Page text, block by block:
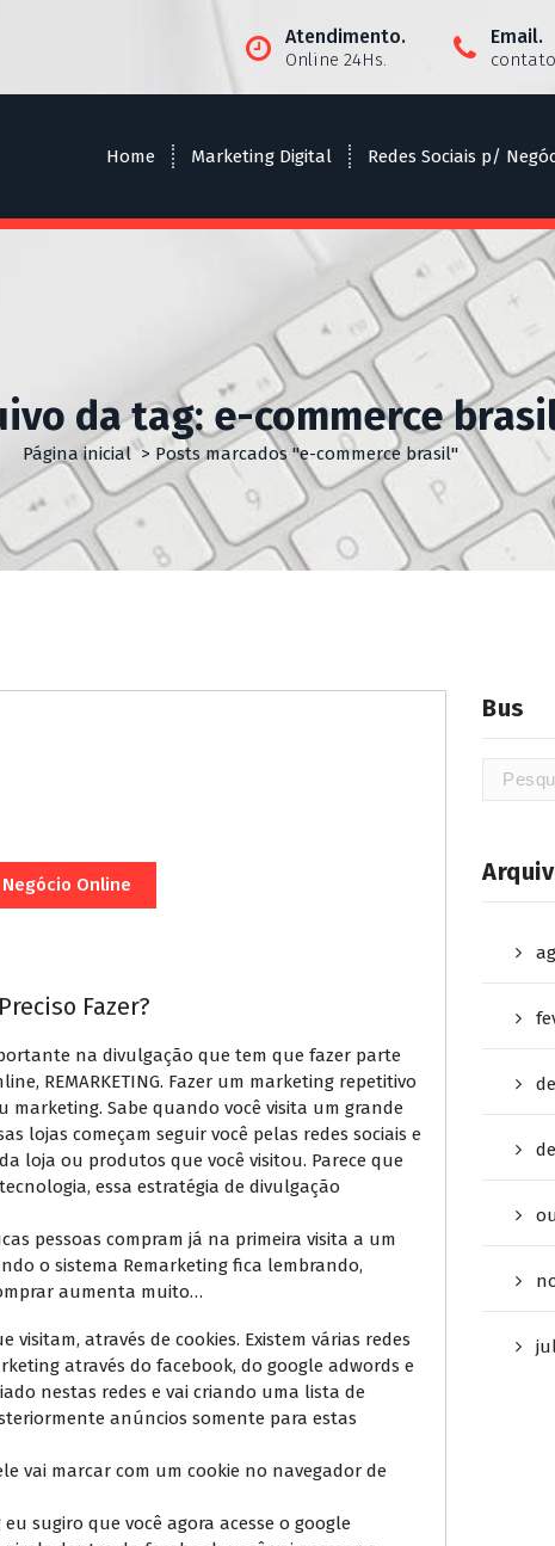
Atendimento.
Online 24Hs.
Email.
Home Marketing Digital Redes Sociais p/
da tag: e-commerce
Página inicial> Posts marcados "e-commerce brasil"
Online
Fazer?
na divulgação que tem que fazer parte
REMARKETING. Fazer um marketing repetitivo
Sabe quando você visita um grande
lojas começam seguir você pelas redes sociais e
loja ou produtos que você visitou. Parece que
essa estratégia de divulgação
pessoas compram já na primeira visita a um
o sistema Remarketing fica lembrando,
aumenta muito…
visitam, através de cookies. Existem várias redes
através do facebook, do google adwords e
nestas redes e vai criando uma lista de
anúncios somente para estas
vai marcar com um cookie no navegador de
sugiro que você agora acesse o google
Bus